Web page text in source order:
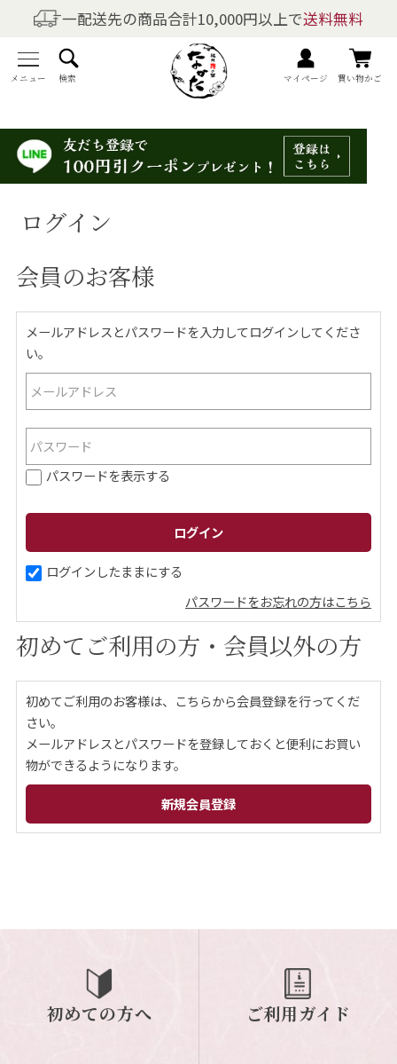
一配送先の商品合計10,000円以上で送料無料
メニュー 検索 マイページ 買い物かご
商品を探す
全商品一覧
梅干しの商品一覧
梅酒の商品一覧
梅製品・その他の商品一覧
メニュー
トップページ
マイページ
ご案内
ギフトサービス
について
お問い合わせ
0120-12-2486
【営業時間】8:30～17:30
休業日：日曜・祝日／土曜は不定休
お問い合わせフォームはこちら
ログイン
会員のお客様
メールアドレスとパスワードを入力してログインしてくださ
い。
パスワードを表示する
ログインしたままにする
パスワードをお忘れの方はこちら
初めてご利用の方・会員以外の方
初めてご利用のお客様は、こちらから会員登録を行ってくだ
さい。
メールアドレスとパスワードを登録しておくと便利にお買い
物ができるようになります。
初めての方へ ご利用ガイド